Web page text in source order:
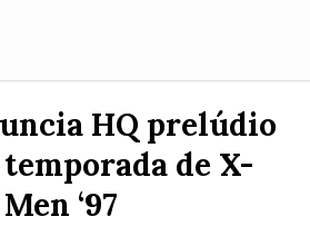
HQ prelúdio
temporada de X-
Men ‘97